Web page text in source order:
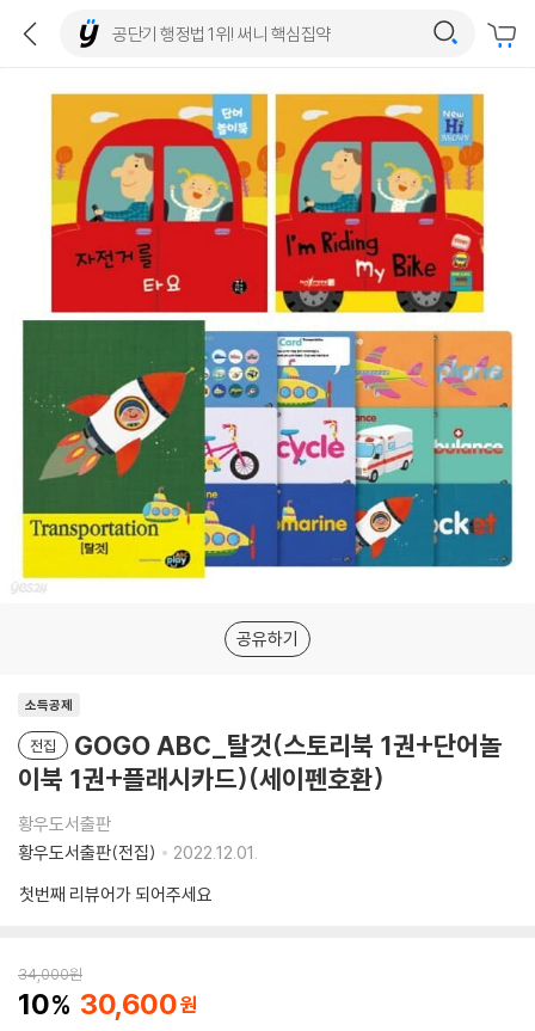
공유하기
소득공제
전집
GOGO ABC_탈것(스토리북 1권+단어놀
이북 1권+플래시카드)(세이펜호환)
황우도서출판
황우도서출판(전집)
2022.12.01.
첫번째 리뷰어가 되어주세요
34,000원
10 30,600